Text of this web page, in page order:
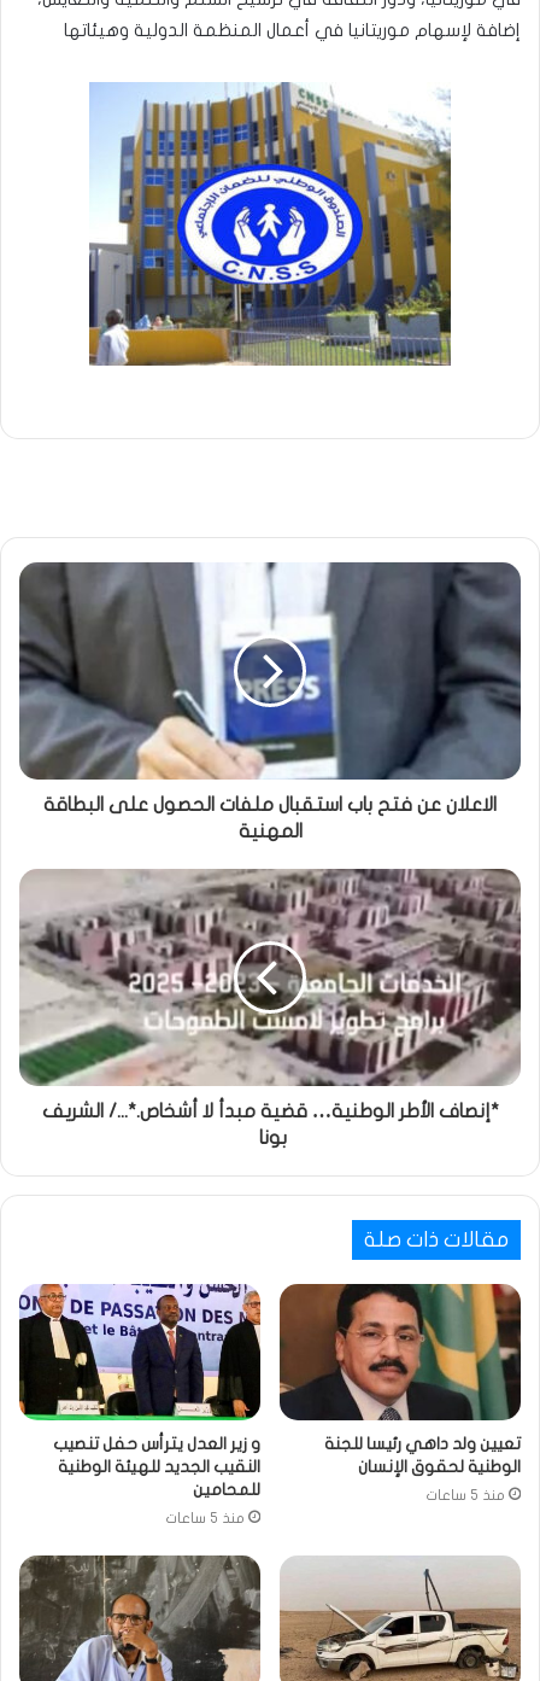
إضافة لإسهام موريتانيا في أعمال المنظمة الدولية وهيئاتها
الاعلان عن فتح باب استقبال ملفات الحصول على البطاقة
المهنية
*إنصاف الأطر الوطنية… قضية مبدأ لا أشخاص.*.../ الشريف
بونا
مقالات ذات صلة
تعيين ولد داهي رئيسا للجنة
الوطنية لحقوق الإنسان
منذ 5 ساعات
و زير العدل يترأس حفل تنصيب
النقيب الجديد للهيئة الوطنية
للمحامين
منذ 5 ساعات